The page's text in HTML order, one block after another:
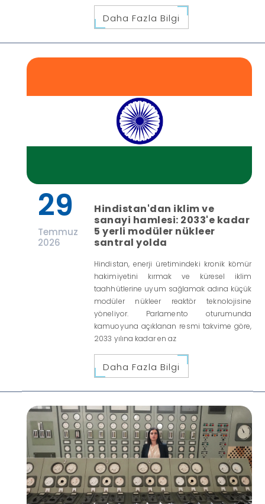
Daha Fazla Bilgi
29
Temmuz
2026
Hindistan'dan iklim ve
sanayi hamlesi: 2033'e kadar
5 yerli modüler nükleer
santral yolda
Hindistan, enerji üretimindeki kronik kömür
hakimiyetini kırmak ve küresel iklim
taahhütlerine uyum sağlamak adına küçük
modüler nükleer reaktör teknolojisine
yöneliyor. Parlamento oturumunda
kamuoyuna açıklanan resmi takvime göre,
2033 yılına kadar en az
Daha Fazla Bilgi